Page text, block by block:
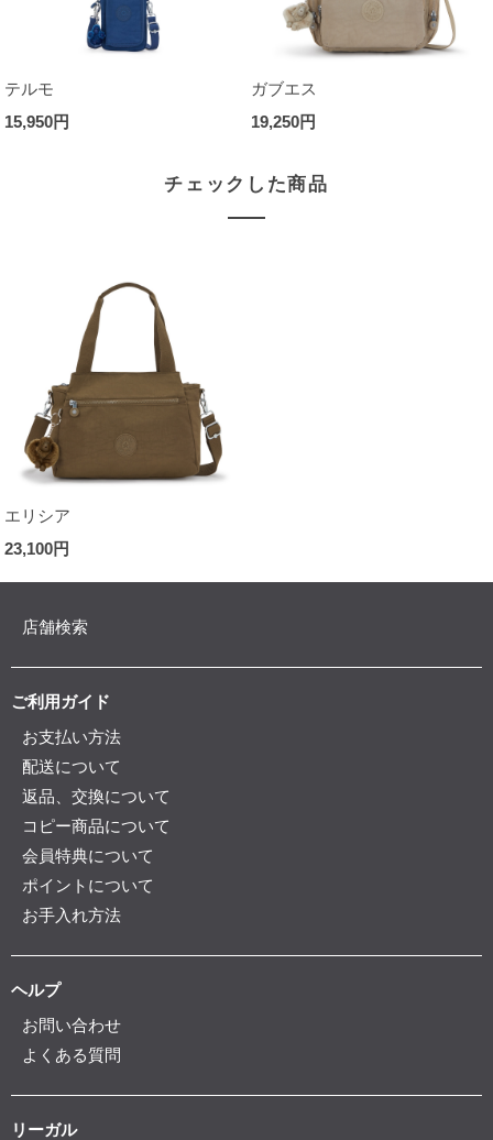
テルモ
15,950円
ガブエス
19,250円
チェックした商品
エリシア
23,100円
店舗検索
ご利用ガイド
お支払い方法
配送について
返品、交換について
コピー商品について
会員特典について
ポイントについて
お手入れ方法
ヘルプ
お問い合わせ
よくある質問
リーガル